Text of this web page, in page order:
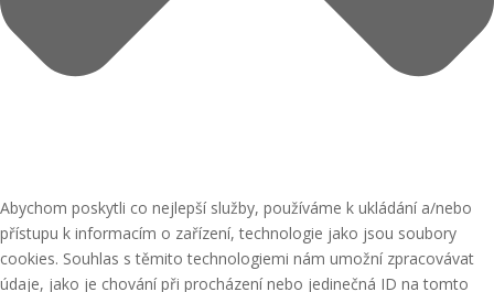
Abychom poskytli co nejlepší služby, používáme k ukládání a/nebo
přístupu k informacím o zařízení, technologie jako jsou soubory
cookies. Souhlas s těmito technologiemi nám umožní zpracovávat
údaje, jako je chování při procházení nebo jedinečná ID na tomto